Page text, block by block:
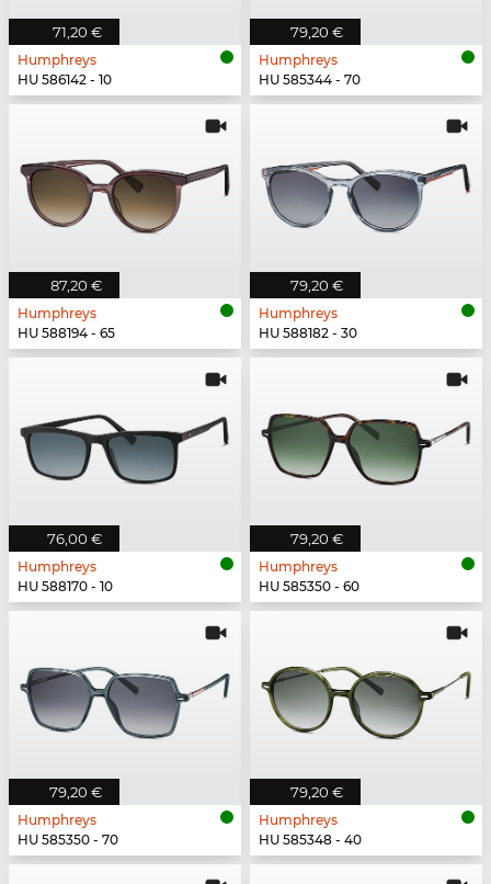
71,20 €
Humphreys
HU 586142 - 10
79,20 €
Humphreys
HU 585344 - 70
87,20 €
Humphreys
HU 588194 - 65
79,20 €
Humphreys
HU 588182 - 30
76,00 €
Humphreys
HU 588170 - 10
79,20 €
Humphreys
HU 585350 - 60
79,20 €
Humphreys
HU 585350 - 70
79,20 €
Humphreys
HU 585348 - 40